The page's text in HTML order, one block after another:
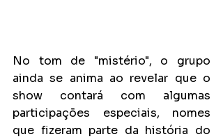
No tom de "mistério", o grupo
ainda se anima ao revelar que o
show contará com algumas
participações especiais, nomes
que fizeram parte da história do